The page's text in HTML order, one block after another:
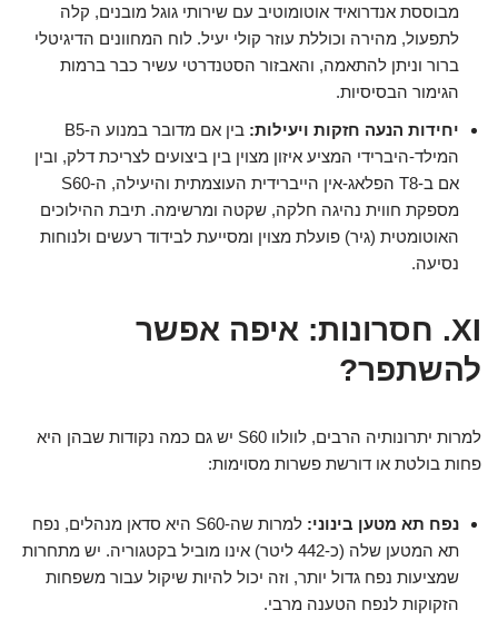
מבוססת אנדרואיד אוטומוטיב עם שירותי גוגל מובנים, קלה
לתפעול, מהירה וכוללת עוזר קולי יעיל. לוח המחוונים הדיגיטלי
ברור וניתן להתאמה, והאבזור הסטנדרטי עשיר כבר ברמות
הגימור הבסיסיות.
יחידות הנעה חזקות ויעילות:
בין אם מדובר במנוע ה-B5
המילד-היברידי המציע איזון מצוין בין ביצועים לצריכת דלק, ובין
אם ב-T8 הפלאג-אין הייברידית העוצמתית והיעילה, ה-S60
מספקת חווית נהיגה חלקה, שקטה ומרשימה. תיבת ההילוכים
האוטומטית (גיר) פועלת מצוין ומסייעת לבידוד רעשים ולנוחות
נסיעה.
XI. חסרונות: איפה אפשר
להשתפר?
למרות יתרונותיה הרבים, לוולוו S60 יש גם כמה נקודות שבהן היא
פחות בולטת או דורשת פשרות מסוימות:
נפח תא מטען בינוני:
למרות שה-S60 היא סדאן מנהלים, נפח
תא המטען שלה (כ-442 ליטר) אינו מוביל בקטגוריה. יש מתחרות
שמציעות נפח גדול יותר, וזה יכול להיות שיקול עבור משפחות
הזקוקות לנפח הטענה מרבי.